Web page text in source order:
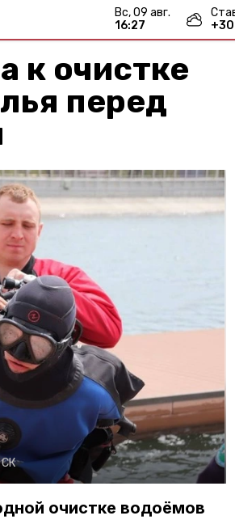
вс, 09 авг.
16:27
+30
к очистке
перед
очистке водоёмов